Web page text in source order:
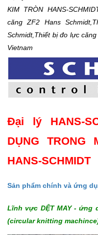
KIM TRÒN HANS-
căng ZF2 Hans
Schmidt,Thiết bị đo lực
Vietnam
Đại lý HANS-
DỤNG TRONG
HANS-SCHMIDT
Sản phẩm chính và ứng
Lĩnh vực DỆT MAY​ - ứng
(circular knitting